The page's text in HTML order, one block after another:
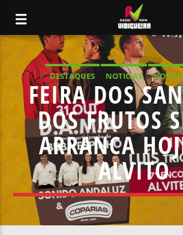
DESTAQUES NOTICIAS
NOTÍCIAS NACIONAIS
FEIRA DOS
DOS FRUTOS
ARRANCA
ALVITO